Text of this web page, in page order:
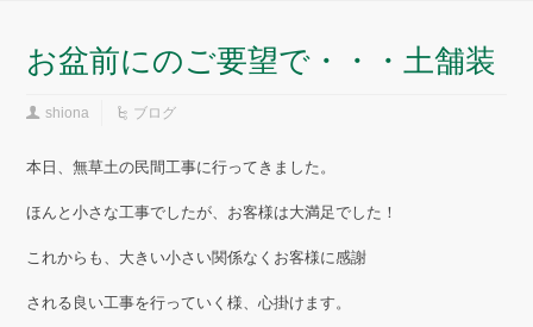
お盆前にのご要望で・・・土舗装
shiona ブログ
本日、無草土の民間工事に行ってきました。
ほんと小さな工事でしたが、お客様は大満足でした！
これからも、大きい小さい関係なくお客様に感謝
される良い工事を行っていく様、心掛けます。